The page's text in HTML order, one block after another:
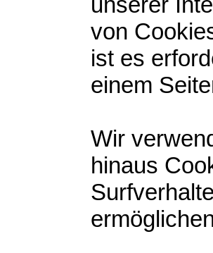
von
ist es
einem
Wir
hinaus